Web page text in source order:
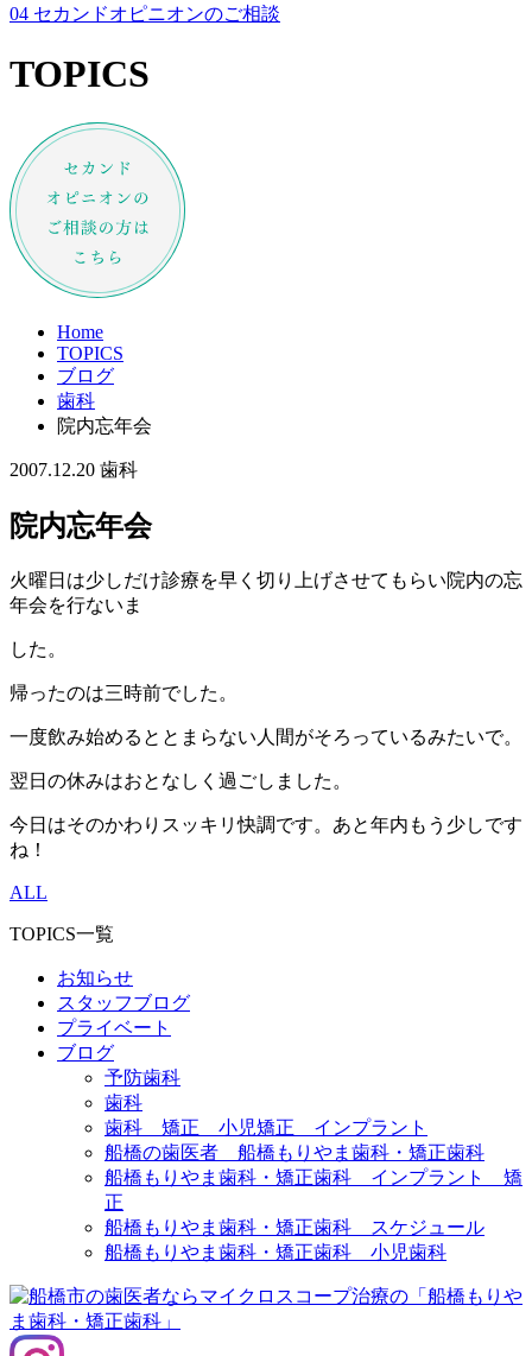
04 セカンドオピニオンのご相談
TOPICS
Home
TOPICS
ブログ
歯科
院内忘年会
2007.12.20 歯科
院内忘年会
火曜日は少しだけ診療を早く切り上げさせてもらい院内の忘
年会を行ないま
した。
帰ったのは三時前でした。
一度飲み始めるととまらない人間がそろっているみたいで。
翌日の休みはおとなしく過ごしました。
今日はそのかわりスッキリ快調です。あと年内もう少しです
ね！
ALL
TOPICS一覧
お知らせ
スタッフブログ
プライベート
ブログ
予防歯科
歯科
歯科 矯正 小児矯正 インプラント
船橋の歯医者 船橋もりやま歯科・矯正歯科
船橋もりやま歯科・矯正歯科 インプラント 矯
正
船橋もりやま歯科・矯正歯科 スケジュール
船橋もりやま歯科・矯正歯科 小児歯科